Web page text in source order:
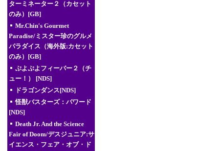
ターミネーター２（カセット
のみ）[GB]
Mr.Chin's Gourmet
Paradise/ミスター珍のグルメ
パラダイス（海外版:カセット
のみ）[GB]
ぷよぷよフィーバー２（チ
ュー！） [NDS]
ドラゴンダンス[NDS]
怪獣バスターズ：パワード
[NDS]
Death Jr. And the Science
Fair of Doom/デスジュニア:サ
イエンス・フェア・オブ・ド